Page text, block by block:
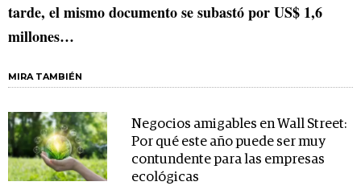
tarde, el mismo documento se subastó por US$ 1,6
millones…
MIRA TAMBIÉN
Negocios amigables en Wall Street:
Por qué este año puede ser muy
contundente para las empresas
ecológicas